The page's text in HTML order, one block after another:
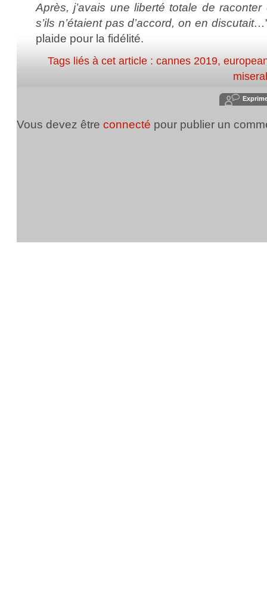
Après, j’avais une liberté totale de
s’ils n’étaient pas d’accord, on en discutait…
plaide pour la fidélité.
Tags liés à cet article : cannes 2019,
Vous devez être connecté pour publier un